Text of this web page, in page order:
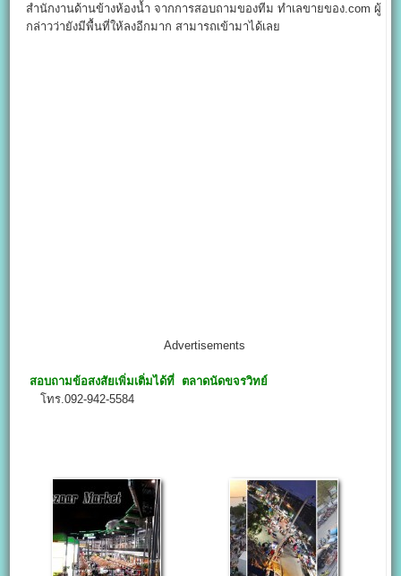
สำนักงานด้านข้างห้องน้ำ จากการสอบถามของทีม ทำเลขายของ.com ผู้
กล่าวว่ายังมีพื้นที่ให้ลงอีกมาก สามารถเข้ามาได้เลย
Advertisements
สอบถามข้อสงสัยเพิ่มเติ่มได้ที่ ตลาดนัดขจรวิทย์
โทร.092-942-5584